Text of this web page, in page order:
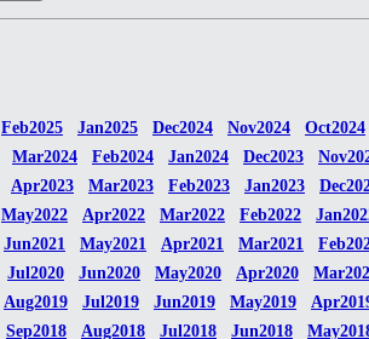
Feb2025 Jan2025 Dec2024 Nov2024
Oct2024
Mar2024 Feb2024 Jan2024 Dec2023
Apr2023 Mar2023 Feb2023 Jan2023
May2022 Apr2022 Mar2022 Feb2022
Jun2021 May2021 Apr2021 Mar2021
Jul2020 Jun2020 May2020 Apr2020
Aug2019 Jul2019 Jun2019 May2019
Sep2018 Aug2018 Jul2018 Jun2018